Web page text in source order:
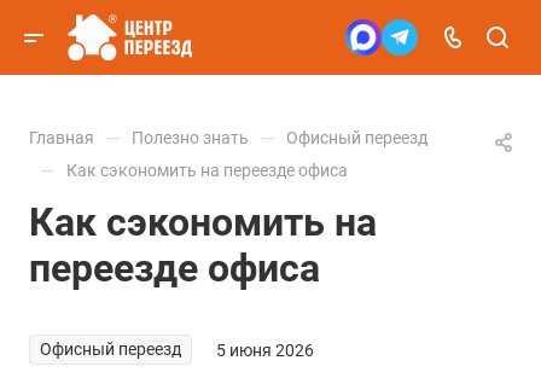
Главная — Полезно знать — Офисный переезд
— Как сэкономить на переезде офиса
Как сэкономить на
переезде офиса
Офисный переезд 5 июня 2026